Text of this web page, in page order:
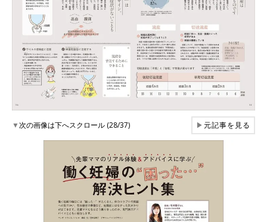
▼次の画像は下へスクロール (28/37) ▶元記事を見る